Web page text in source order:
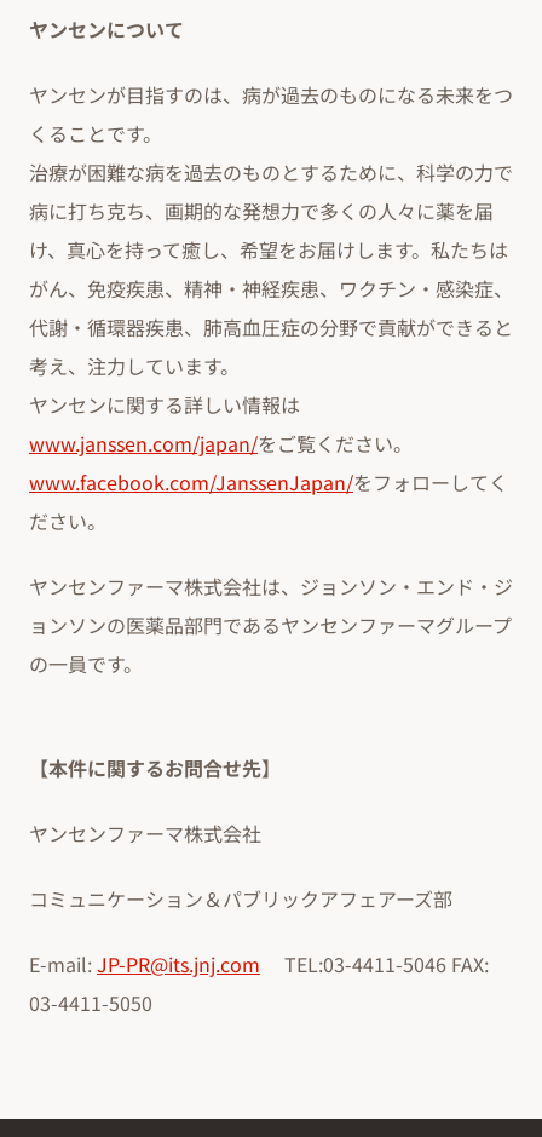
ヤンセンについて
ヤンセンが目指すのは、病が過去のものになる未来をつ
くることです。
治療が困難な病を過去のものとするために、科学の力で
病に打ち克ち、画期的な発想力で多くの人々に薬を届
け、真心を持って癒し、希望をお届けします。私たちは
がん、免疫疾患、精神・神経疾患、ワクチン・感染症、
代謝・循環器疾患、肺高血圧症の分野で貢献ができると
考え、注力しています。
ヤンセンに関する詳しい情報は
www.janssen.com/japan/をご覧ください。
www.facebook.com/JanssenJapan/をフォローしてく
ださい。
ヤンセンファーマ株式会社は、ジョンソン・エンド・ジ
ョンソンの医薬品部門であるヤンセンファーマグループ
の一員です。
【本件に関するお問合せ先】
ヤンセンファーマ株式会社
コミュニケーション＆パブリックアフェアーズ部
E-mail:JP-PR@its.jnj.com TEL:03-4411-5046 FAX:
03-4411-5050